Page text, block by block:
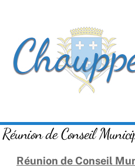
content
Réunion de Conseil
Réunion de Conseil